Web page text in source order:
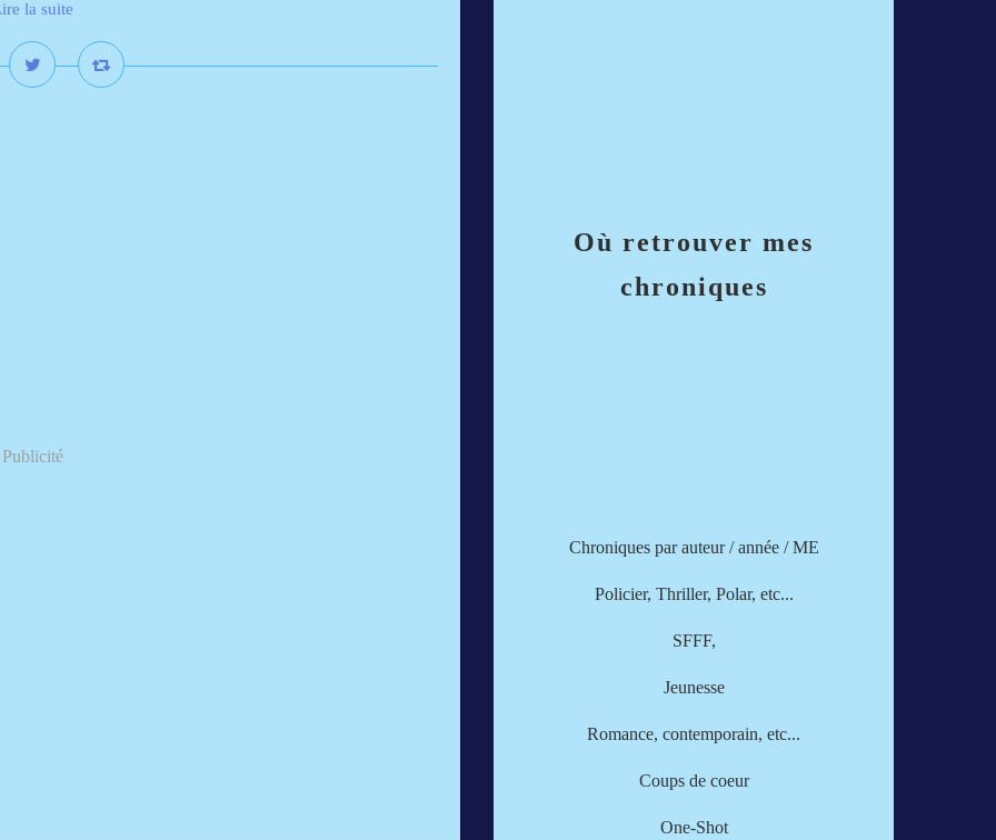
la suite
Publicité
Où retrouver mes
chroniques
Chroniques parauteur/année/ME
Policier, Thriller, Polar, etc...
SFFF,
Jeunesse
Romance, contemporain, etc...
Coups de coeur
One-Shot